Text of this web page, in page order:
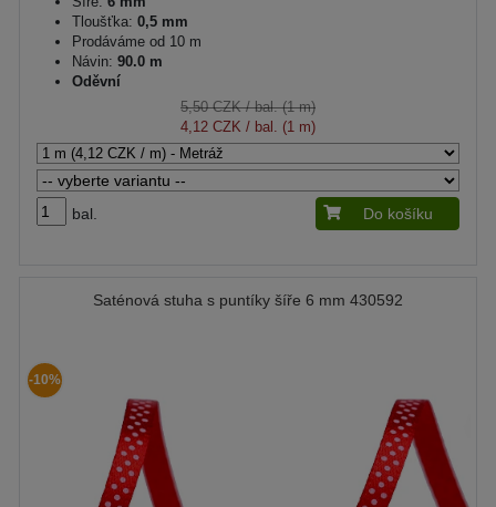
Tloušťka: 0,5 mm
Prodáváme od 10 m
Návin: 90.0 m
Oděvní
5,50 CZK/ bal. (1 m)
4,12 CZK / bal. (1 m)
bal. Do košíku
Saténová stuha s puntíky šíře 6 mm 430592
-10%